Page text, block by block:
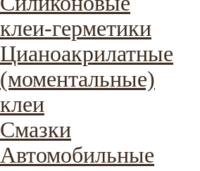
клеи-герметики
Цианоакрилатные
(моментальные)
клеи
Смазки
Автомобильные